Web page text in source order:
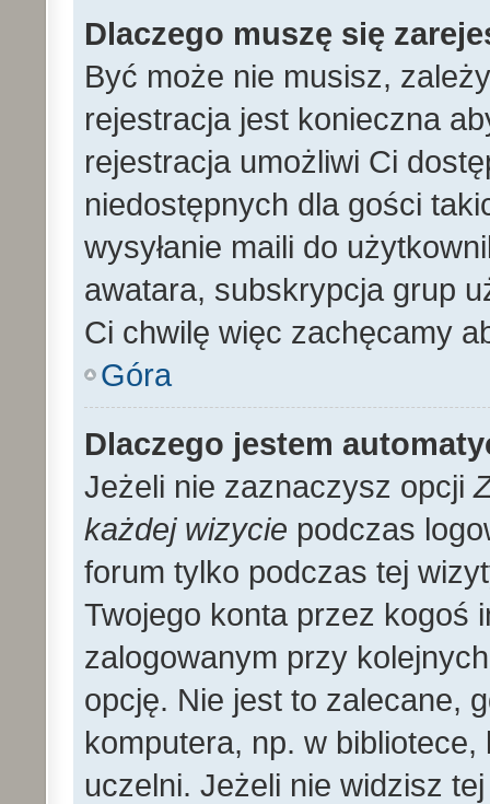
Dlaczego muszę się
Być może nie musisz,
rejestracja jest konieczna
rejestracja umożliwi Ci
niedostępnych dla gości
wysyłanie maili do
awatara, subskrypcja grup
Ci chwilę więc zachęcamy
Góra
Dlaczego jestem
Jeżeli nie zaznaczysz opcji
każdej wizycie podczas
forum tylko podczas tej
Twojego konta przez kogoś
zalogowanym przy
opcję. Nie jest to zalecane,
komputera, np. w
uczelni. Jeżeli nie widzisz